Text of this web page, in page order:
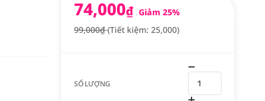
74,000₫ Giảm 25%
99,000₫(Tiết kiệm: 25,000)
SỐ LƯỢNG